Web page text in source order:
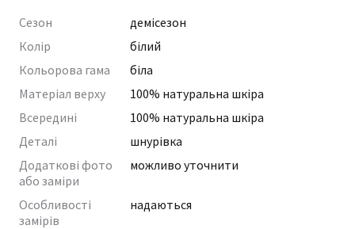
Сезон
демісезон
Колір
білий
Кольорова гама
біла
Матеріал верху
100% натуральна шкіра
Всередині
100% натуральна шкіра
Деталі
шнурівка
Додаткові фото
або заміри
можливо уточнити
Особливості
замірів
надаються